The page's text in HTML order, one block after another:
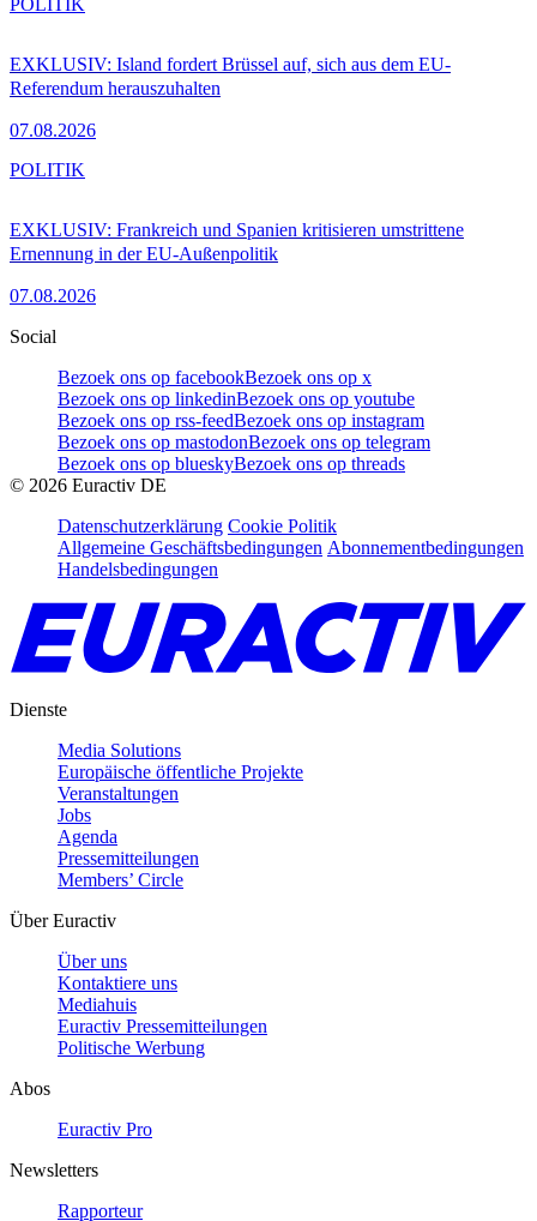
EXKLUSIV: Island fordert Brüssel auf, sich aus dem EU-
Referendum herauszuhalten
07.08.2026
POLITIK
EXKLUSIV: Frankreich und Spanien kritisieren umstrittene
Ernennung in der EU-Außenpolitik
07.08.2026
POLITIK
Social
Bezoek ons op facebookBezoek ons op x
Bezoek ons op linkedinBezoek ons op youtube
Bezoek ons op rss-feedBezoek ons op instagram
Bezoek ons op mastodonBezoek ons op telegram
Bezoek ons op blueskyBezoek ons op threads
© 2026 Euractiv DE
Datenschutzerklärung Cookie Politik
Allgemeine Geschäftsbedingungen Abonnementbedingungen
Handelsbedingungen
Dienste
Media Solutions
Europäische öffentliche Projekte
Veranstaltungen
Jobs
Agenda
Pressemitteilungen
Members’ Circle
Über Euractiv
Über uns
Kontaktiere uns
Mediahuis
Euractiv Pressemitteilungen
Politische Werbung
Abos
Euractiv Pro
Newsletters
Rapporteur